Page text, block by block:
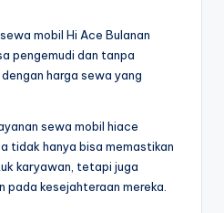
mobil Hi Ace Bulanan
pengemudi dan tanpa
harga sewa yang
sewa mobil hiace
tidak hanya bisa memastikan
karyawan, tetapi juga
pada kesejahteraan mereka.